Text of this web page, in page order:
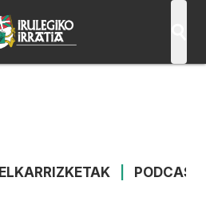
ELKARRIZKETAK